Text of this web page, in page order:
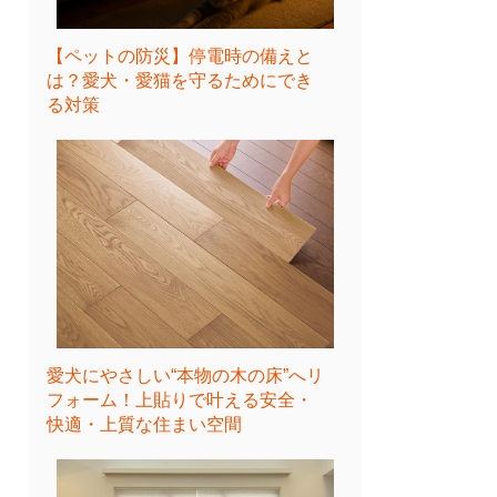
【ペットの防災】停電時の備えと
は？愛犬・愛猫を守るためにでき
る対策
愛犬にやさしい“本物の木の床”へリ
フォーム！上貼りで叶える安全・
快適・上質な住まい空間